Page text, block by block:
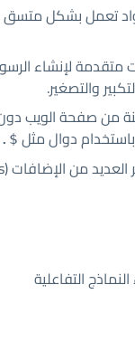
متقدمة لإنشاء
والتصغير.
من صفحة الويب
$.ajax()
التفاعلية